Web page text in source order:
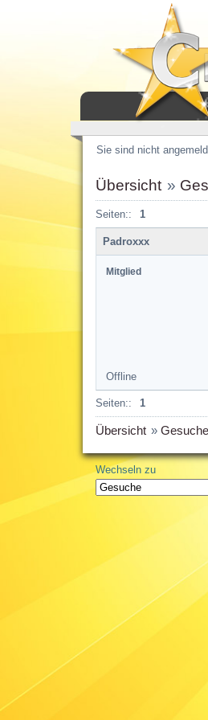
Sie sind nicht
Übersicht »
Seiten:: 1
Padroxxx
Mitglied
Offline
Seiten:: 1
Übersicht » Gesuche
Wechseln zu